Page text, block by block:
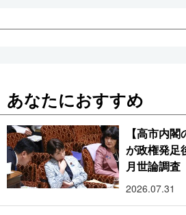
あなたにおすすめ
【高市内
が政権発足
月世論調査
2026.07.31